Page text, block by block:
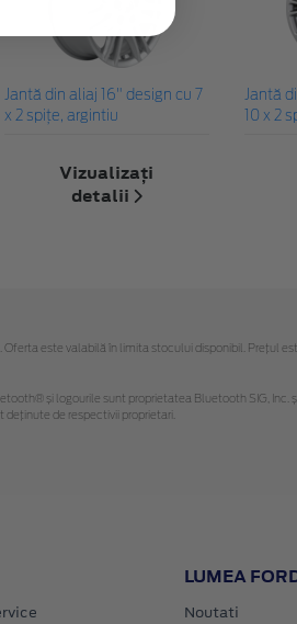
Jantă din aliaj 16" design cu 7
x 2 spiţe, argintiu
Vizualizați
detalii
Jantă
10 x 2
este valabilă în limita stocului disponibil. Preţul
și logourile sunt proprietatea Bluetooth SIG, Inc.
de respectivii proprietari.
LUMEA
Noutati